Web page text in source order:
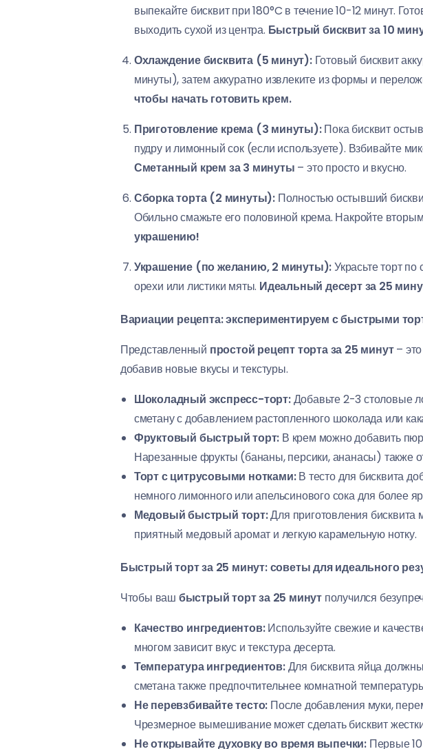
выпекайте бисквит при 180°C в течение 10-12 минут.
выходить сухой из центра. Быстрый бисквит за 10
Охлаждение бисквита (5 минут):Готовый бисквит
минуты), затем аккуратно извлеките из формы и
чтобы начать готовить крем.
Приготовление крема (3 минуты):Пока бисквит
пудру и лимонный сок (если используете). Взбивайте
Сметанный крем за 3 минуты – это просто и вкусно.
Сборка торта (2 минуты):Полностью остывший
Обильно смажьте его половиной крема. Накройте
украшению!
Украшение (по желанию, 2 минуты):Украсьте торт
орехи или листики мяты. Идеальный десерт за 25
Вариации рецепта: экспериментируем с быстрыми
Представленный простой рецепт торта за 25 минут–
добавив новые вкусы и текстуры.
Шоколадный экспресс-торт:Добавьте 2-3 столовые
сметану с добавлением растопленного шоколада или
Фруктовый быстрый торт: В крем можно добавить
Нарезанные фрукты (бананы, персики, ананасы) также
Торт с цитрусовыми нотками:В тесто для бисквита
немного лимонного или апельсинового сока для более
Медовый быстрый торт:Для приготовления бисквита
приятный медовый аромат и легкую карамельную нотку.
Быстрый торт за 25 минут: советы для идеального
Чтобы ваш быстрый торт за 25 минутполучился
Качество ингредиентов:Используйте свежие и
многом зависит вкус и текстура десерта.
Температура ингредиентов:Для бисквита яйца
сметана также предпочтительнее комнатной
Не перевзбивайте тесто: После добавления муки,
Чрезмерное вымешивание может сделать бисквит
Не открывайте духовку во время выпечки:Первые 10